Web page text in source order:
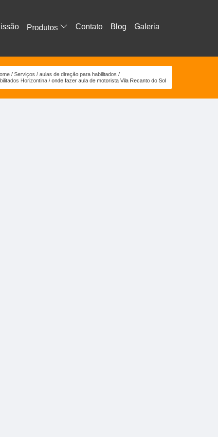
Produtos Contato Blog Galeria
Serviços
aulas de direção para habilitados
Horizontina
onde fazer aula de motorista Vila Recanto do Sol